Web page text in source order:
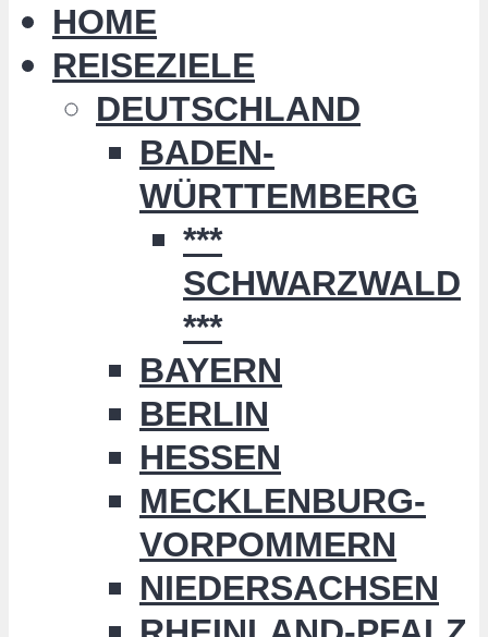
HOME
REISEZIELE
DEUTSCHLAND
BADEN-
WÜRTTEMBERG
***
SCHWARZWALD
***
BAYERN
BERLIN
HESSEN
MECKLENBURG-
VORPOMMERN
NIEDERSACHSEN